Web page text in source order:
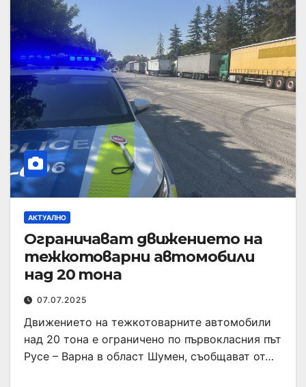
АКТУАЛНО
Ограничават движението на
тежкотоварни автомобили
над 20 тона
07.07.2025
Движението на тежкотоварните автомобили
над 20 тона е ограничено по първокласния път
Русе – Варна в област Шумен, съобщават от…